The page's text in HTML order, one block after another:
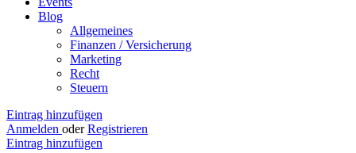
Blog
Allgemeines
Finanzen / Versicherung
Marketing
Recht
Steuern
Eintrag hinzufügen
Anmelden oder Registrieren
Eintrag hinzufügen